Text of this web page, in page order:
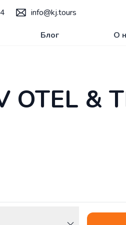
info@kj.tours
Блог О
OTEL &